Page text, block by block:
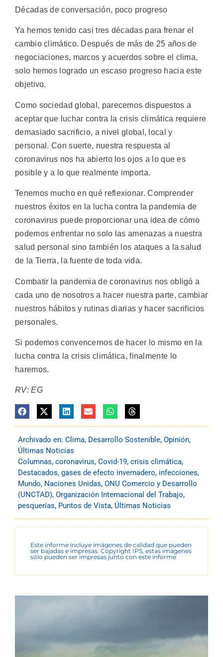
Décadas de conversación, poco progreso
Ya hemos tenido casi tres décadas para frenar el
cambio climático. Después de más de 25 años de
negociaciones, marcos y acuerdos sobre el clima,
solo hemos logrado un escaso progreso hacia este
objetivo.
Como sociedad global, parecemos dispuestos a
aceptar que luchar contra la crisis climática requiere
demasiado sacrificio, a nivel global, local y
personal. Con suerte, nuestra respuesta al
coronavirus nos ha abierto los ojos a lo que es
posible y a lo que realmente importa.
Tenemos mucho en qué reflexionar. Comprender
nuestros éxitos en la lucha contra la pandemia de
coronavirus puede proporcionar una idea de cómo
podemos enfrentar no solo las amenazas a nuestra
salud personal sino también los ataques a la salud
de la Tierra, la fuente de toda vida.
Combatir la pandemia de coronavirus nos obligó a
cada uno de nosotros a hacer nuestra parte, cambiar
nuestros hábitos y rutinas diarias y hacer sacrificios
personales.
Si podemos convencernos de hacer lo mismo en la
lucha contra la crisis climática, finalmente lo
haremos.
RV: EG
Archivado en: Clima, Desarrollo Sostenible, Opinión,
Últimas Noticias
Columnas, coronavirus, Covid-19, crisis climática,
Destacados, gases de efecto invernadero, infecciones,
Mundo, Naciones Unidas, ONU Comercio y Desarrollo
(UNCTAD), Organización Internacional del Trabajo,
pesquerías, Puntos de Vista, Últimas Noticias
Este informe incluye imágenes de calidad que pueden
ser bajadas e impresas. Copyright IPS, estas imágenes
sólo pueden ser impresas junto con este informe